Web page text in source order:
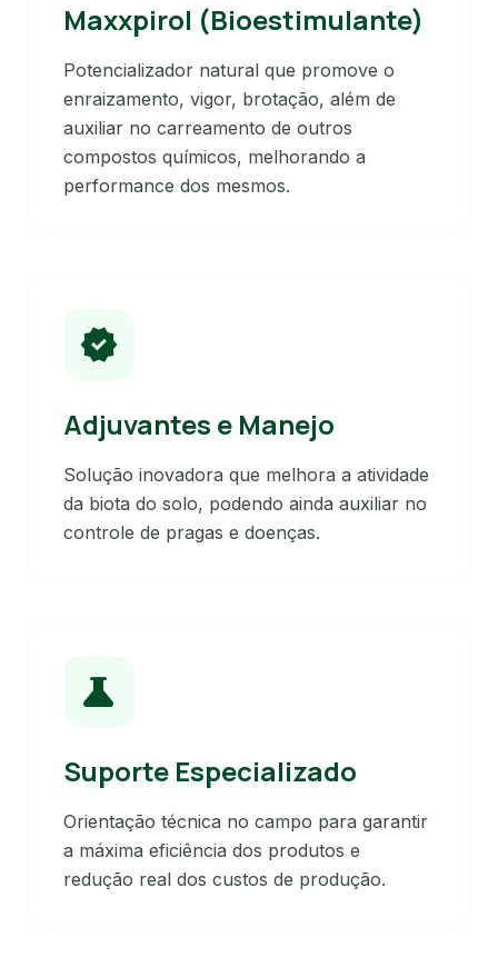
Maxxpirol (Bioestimulante)
Potencializador natural que promove o
enraizamento, vigor, brotação, além de
auxiliar no carreamento de outros
compostos químicos, melhorando a
performance dos mesmos.
verified
Adjuvantes e Manejo
Solução inovadora que melhora a atividade
da biota do solo, podendo ainda auxiliar no
controle de pragas e doenças.
science
Suporte Especializado
Orientação técnica no campo para garantir
a máxima eficiência dos produtos e
redução real dos custos de produção.